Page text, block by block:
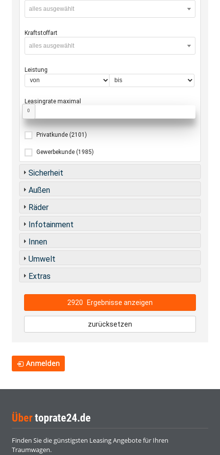
alles ausgewählt
Kraftstoffart
alles ausgewählt
Leistung
Leasingrate maximal
0
Privatkunde (2101)
Gewerbekunde (1985)
Sicherheit
Außen
Räder
Infotainment
Innen
Umwelt
Extras
2920 Ergebnisse anzeigen
zurücksetzen
Anmelden
Über toprate24.de
Finden Sie die günstigsten Leasing Angebote für Ihren
Traumwagen.